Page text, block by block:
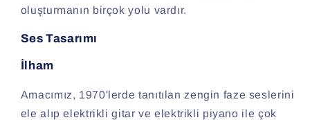
oluşturmanın birçok yolu vardır.
Ses Tasarımı
İlham
Amacımız, 1970'lerde tanıtılan zengin faze seslerini
ele alıp elektrikli gitar ve elektrikli piyano ile çok